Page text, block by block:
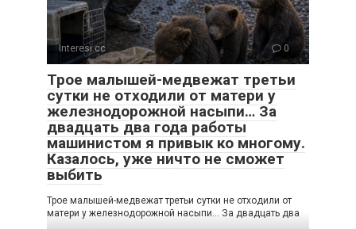
Interesi.cc 0
Трое малышей-медвежат третьи
сутки не отходили от матери у
железнодорожной насыпи… За
двадцать два года работы
машинистом я привык ко многому.
Казалось, уже ничто не сможет
выбить
Трое малышей-медвежат третьи сутки не отходили от
матери у железнодорожной насыпи… За двадцать два